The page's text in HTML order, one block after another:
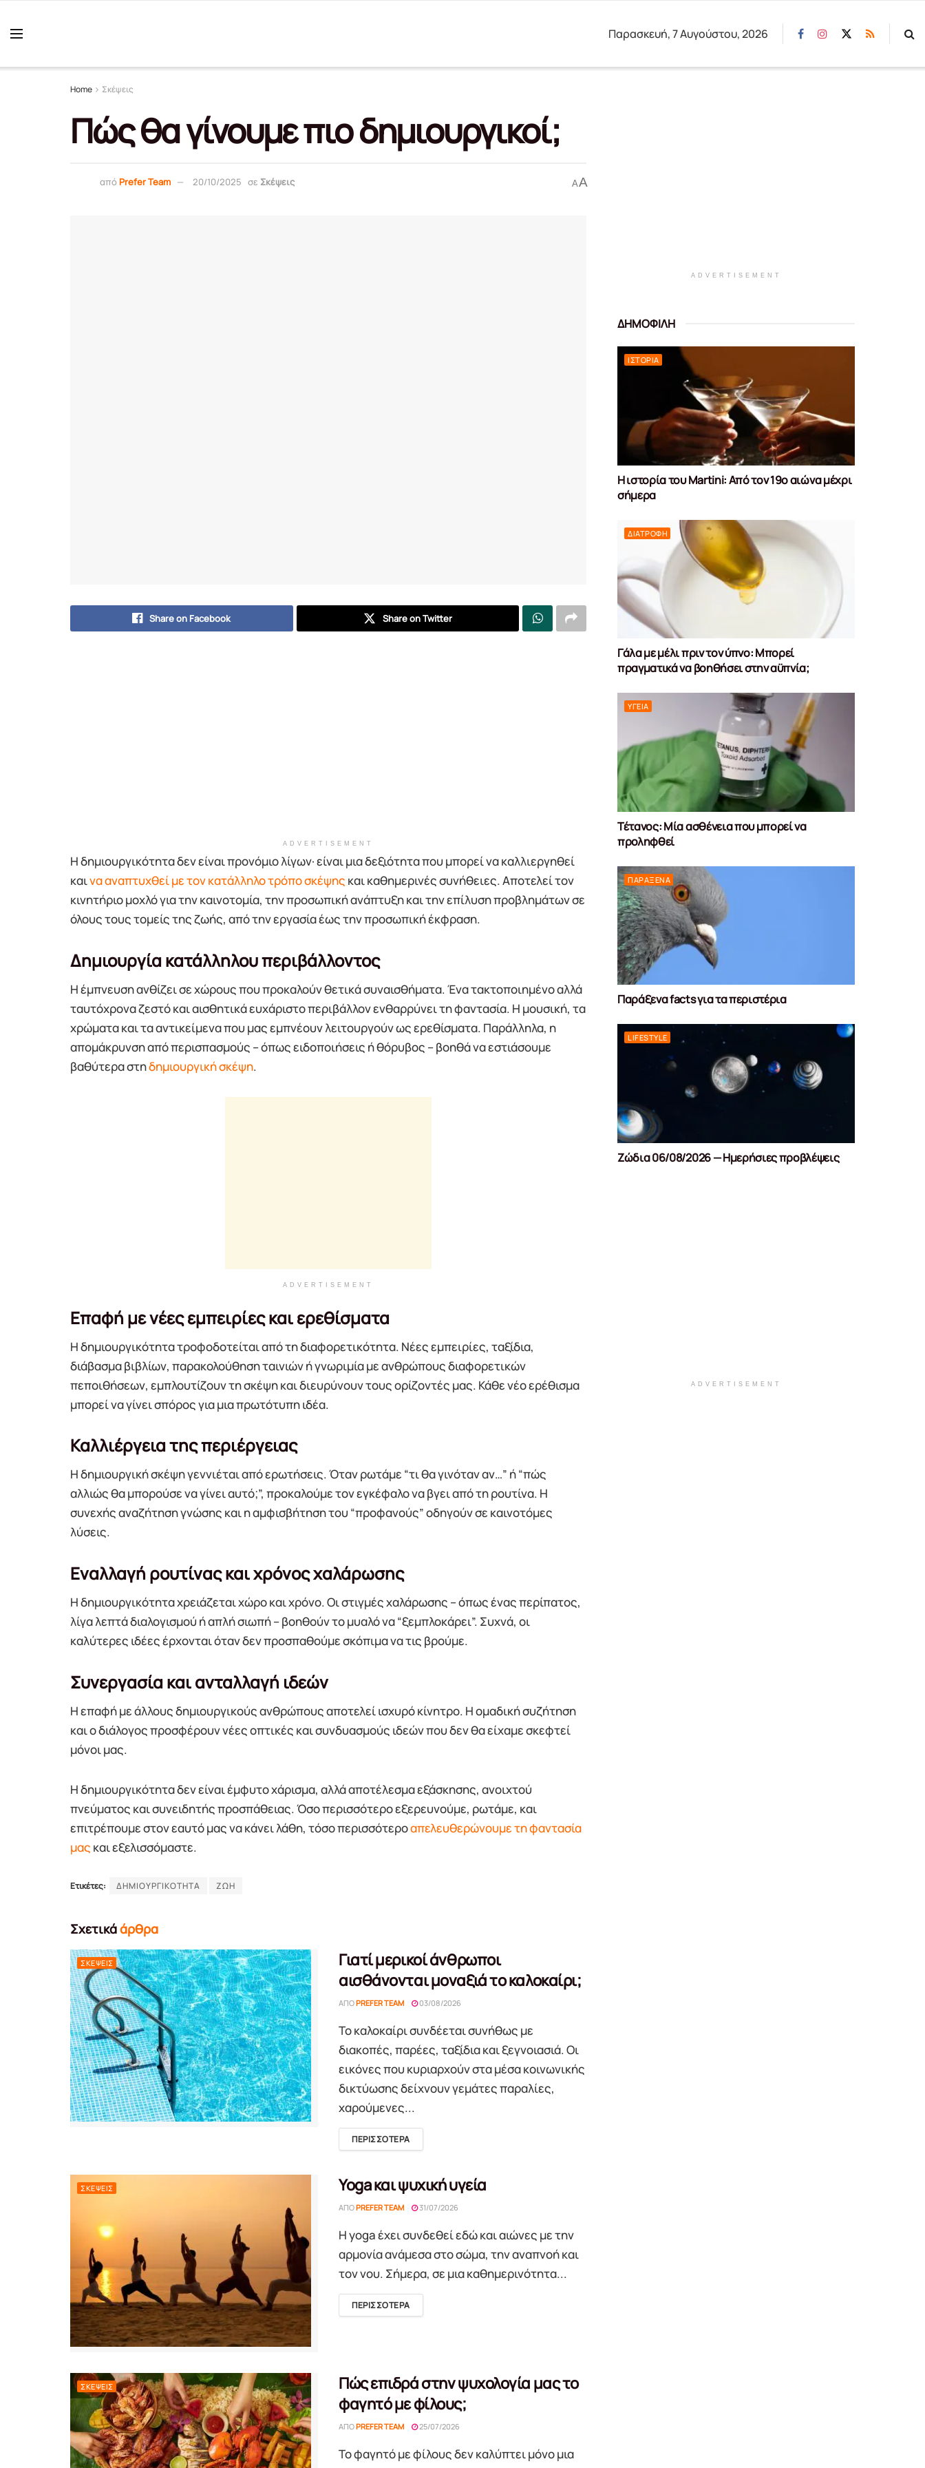
Παρασκευή, 7 Αυγούστου, 2026
Home Σκέψεις
Πώς θα γίνουμε πιο δημιουργικοί;
απόPrefer Team 20/10/2025 σε Σκέψεις AA
Share on Facebook Share on Twitter
ADVERTISEMENT
Η δημιουργικότητα δεν είναι προνόμιο λίγων· είναι μια δεξιότητα που μπορεί να καλλιεργηθεί
καινα αναπτυχθεί με τον κατάλληλο τρόπο σκέψης και καθημερινές συνήθειες. Αποτελεί τον
κινητήριο μοχλό για την καινοτομία, την προσωπική ανάπτυξη και την επίλυση προβλημάτων σε
όλους τους τομείς της ζωής, από την εργασία έως την προσωπική έκφραση.
Δημιουργία κατάλληλου περιβάλλοντος
Η έμπνευση ανθίζει σε χώρους που προκαλούν θετικά συναισθήματα. Ένα τακτοποιημένο αλλά
ταυτόχρονα ζεστό και αισθητικά ευχάριστο περιβάλλον ενθαρρύνει τη φαντασία. Η μουσική, τα
χρώματα και τα αντικείμενα που μας εμπνέουν λειτουργούν ως ερεθίσματα. Παράλληλα, η
απομάκρυνση από περισπασμούς – όπως ειδοποιήσεις ή θόρυβος – βοηθά να εστιάσουμε
βαθύτερα στηδημιουργική σκέψη.
ADVERTISEMENT
Επαφή με νέες εμπειρίες και ερεθίσματα
Η δημιουργικότητα τροφοδοτείται από τη διαφορετικότητα. Νέες εμπειρίες, ταξίδια,
διάβασμα βιβλίων, παρακολούθηση ταινιών ή γνωριμία με ανθρώπους διαφορετικών
πεποιθήσεων, εμπλουτίζουν τη σκέψη και διευρύνουν τους ορίζοντές μας. Κάθε νέο ερέθισμα
μπορεί να γίνει σπόρος για μια πρωτότυπη ιδέα.
Καλλιέργεια της περιέργειας
Η δημιουργική σκέψη γεννιέται από ερωτήσεις. Όταν ρωτάμε “τι θα γινόταν αν…” ή “πώς
αλλιώς θα μπορούσε να γίνει αυτό;”, προκαλούμε τον εγκέφαλο να βγει από τη ρουτίνα. Η
συνεχής αναζήτηση γνώσης και η αμφισβήτηση του “προφανούς” οδηγούν σε καινοτόμες
λύσεις.
Εναλλαγή ρουτίνας και χρόνος χαλάρωσης
Η δημιουργικότητα χρειάζεται χώρο και χρόνο. Οι στιγμές χαλάρωσης – όπως ένας περίπατος,
λίγα λεπτά διαλογισμού ή απλή σιωπή – βοηθούν το μυαλό να “ξεμπλοκάρει”. Συχνά, οι
καλύτερες ιδέες έρχονται όταν δεν προσπαθούμε σκόπιμα να τις βρούμε.
Συνεργασία και ανταλλαγή ιδεών
Η επαφή με άλλους δημιουργικούς ανθρώπους αποτελεί ισχυρό κίνητρο. Η ομαδική συζήτηση
και ο διάλογος προσφέρουν νέες οπτικές και συνδυασμούς ιδεών που δεν θα είχαμε σκεφτεί
μόνοι μας.
Η δημιουργικότητα δεν είναι έμφυτο χάρισμα, αλλά αποτέλεσμα εξάσκησης, ανοιχτού
πνεύματος και συνειδητής προσπάθειας. Όσο περισσότερο εξερευνούμε, ρωτάμε, και
επιτρέπουμε στον εαυτό μας να κάνει λάθη, τόσο περισσότεροαπελευθερώνουμε τη φαντασία
μας και εξελισσόμαστε.
Ετικέτες: ΔΗΜΙΟΥΡΓΙΚΟΤΗΤΑ ΖΩΗ
Σχετικάάρθρα
ΣΚΈΨΕΙΣ
Γιατί μερικοί άνθρωποι
αισθάνονται μοναξιά το καλοκαίρι;
ΑΠΌPREFER TEAM 03/08/2026
Το καλοκαίρι συνδέεται συνήθως με
διακοπές, παρέες, ταξίδια και ξεγνοιασιά. Οι
εικόνες που κυριαρχούν στα μέσα κοινωνικής
δικτύωσης δείχνουν γεμάτες παραλίες,
χαρούμενες...
ΠΕΡΙΣΣΟΤΕΡΑDETAILS
ΣΚΈΨΕΙΣ Yoga και ψυχική υγεία
ΑΠΌPREFER TEAM 31/07/2026
Η yoga έχει συνδεθεί εδώ και αιώνες με την
αρμονία ανάμεσα στο σώμα, την αναπνοή και
τον νου. Σήμερα, σε μια καθημερινότητα...
ΠΕΡΙΣΣΟΤΕΡΑDETAILS
ΣΚΈΨΕΙΣ
Πώς επιδρά στην ψυχολογία μας το
φαγητό με φίλους;
ΑΠΌPREFER TEAM 25/07/2026
Το φαγητό με φίλους δεν καλύπτει μόνο μια
ADVERTISEMENT
ΔΗΜΟΦΙΛΗ
ΙΣΤΟΡΊΑ
Η ιστορία του Martini: Από τον 19ο αιώνα μέχρι
σήμερα
ΔΙΑΤΡΟΦΉ
Γάλα με μέλι πριν τον ύπνο: Μπορεί
πραγματικά να βοηθήσει στην αϋπνία;
ΥΓΕΊΑ
Τέτανος: Μία ασθένεια που μπορεί να
προληφθεί
ΠΑΡΆΞΕΝΑ
Παράξενα facts για τα περιστέρια
LIFESTYLE
Ζώδια 06/08/2026 — Ημερήσιες προβλέψεις
ADVERTISEMENT